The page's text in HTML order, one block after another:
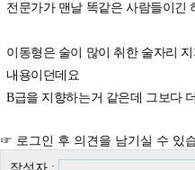
전문가가 맨날 똑같은 사람들이긴
이동형은 술이 많이 취한 술자리
내용이던데요
B급을 지향하는거 같은데 그보다
☞ 로그인 후 의견을 남기실 수 있